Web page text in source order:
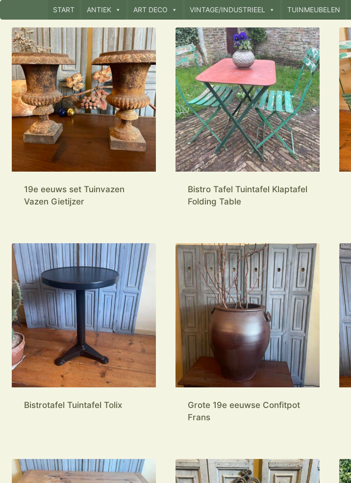
naar
inhoud
START ANTIEK ART DECO VINTAGE/INDUSTRIEEL TUINMEUBELEN
19e eeuws set Tuinvazen
Vazen Gietijzer
Bistro Tafel Tuintafel Klaptafel
Folding Table
Bistrotafel Tuintafel Tolix
Grote 19e eeuwse Confitpot
Frans